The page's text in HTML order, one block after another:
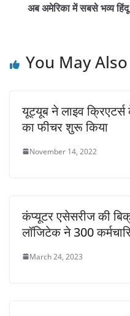
अब अमेरिका में सबसे भव्य
You May
यूट्यूब ने लाइव
का फीचर शुरू किया
November 14, 2022
कंप्यूटर एसेसरीज की
लॉजिटेक ने 300
March 24, 2023